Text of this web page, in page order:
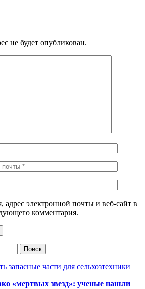
не будет опубликован.
адрес электронной почты и веб-сайт в
комментария.
запасные части для сельхозтехники
«мертвых звезд»: ученые нашли